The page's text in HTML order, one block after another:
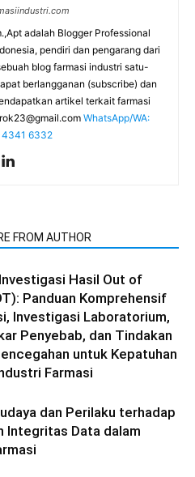
adalah Blogger Professional
pendiri dan pengarang dari
blog farmasi industri satu-
berlangganan (subscribe) dan
artikel terkait farmasi
WhatsApp/WA:
6332
FROM AUTHOR
Hasil Out of
Panduan Komprehensif
Investigasi Laboratorium,
Penyebab, dan Tindakan
untuk Kepatuhan
Farmasi
dan Perilaku terhadap
Integritas Data dalam